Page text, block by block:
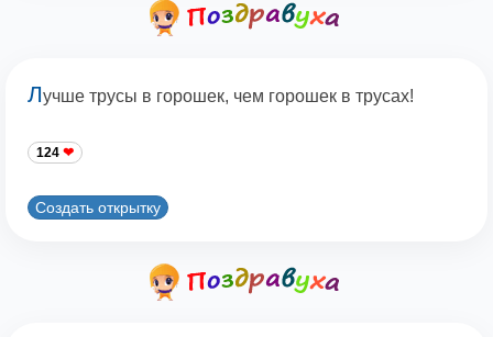
Лучше трусы в горошек, чем горошек в трусах!
124
Создать открытку